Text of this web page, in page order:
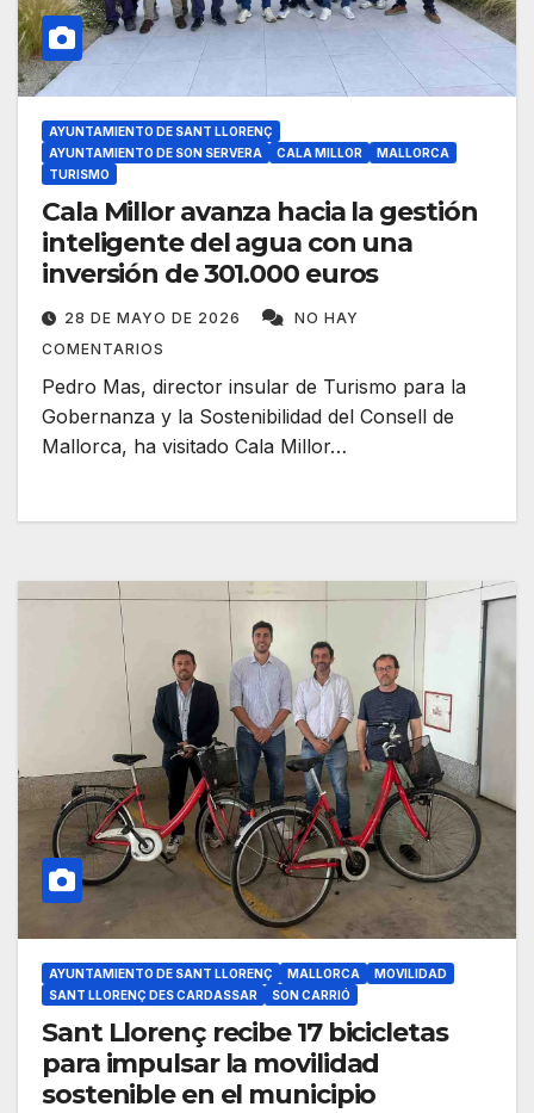
AYUNTAMIENTO DE SANT LLORENÇ
AYUNTAMIENTO DE SON SERVERA
CALA MILLOR
MALLORCA
TURISMO
Cala Millor avanza hacia la gestión
inteligente del agua con una
inversión de 301.000 euros
28 DE MAYO DE 2026
NO HAY
COMENTARIOS
Pedro Mas, director insular de Turismo para la
Gobernanza y la Sostenibilidad del Consell de
Mallorca, ha visitado Cala Millor…
AYUNTAMIENTO DE SANT LLORENÇ MALLORCA
MOVILIDAD
SANT LLORENÇ DES CARDASSAR
SON CARRIÓ
Sant Llorenç recibe 17 bicicletas
para impulsar la movilidad
sostenible en el municipio